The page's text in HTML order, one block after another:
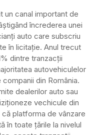
un canal important de
încrederea unei
auto care subscriu
în licitaţie. Anul trecut
dintre tranzacţii
autovehiculelor
din România.
dealerilor auto sau
vechicule din
platforma de vânzare
în toate ţările la nivelul